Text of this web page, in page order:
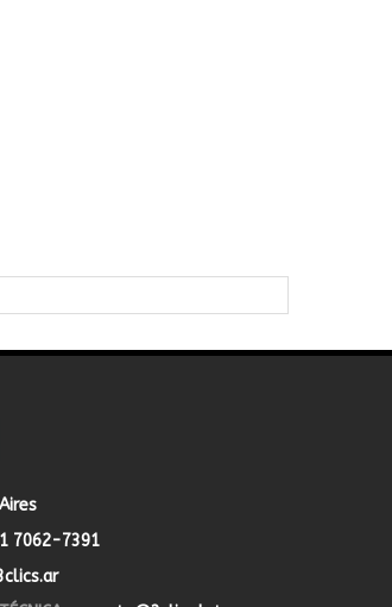
7062-7391